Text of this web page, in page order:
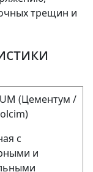
трещин и
(Цементум /
с
и